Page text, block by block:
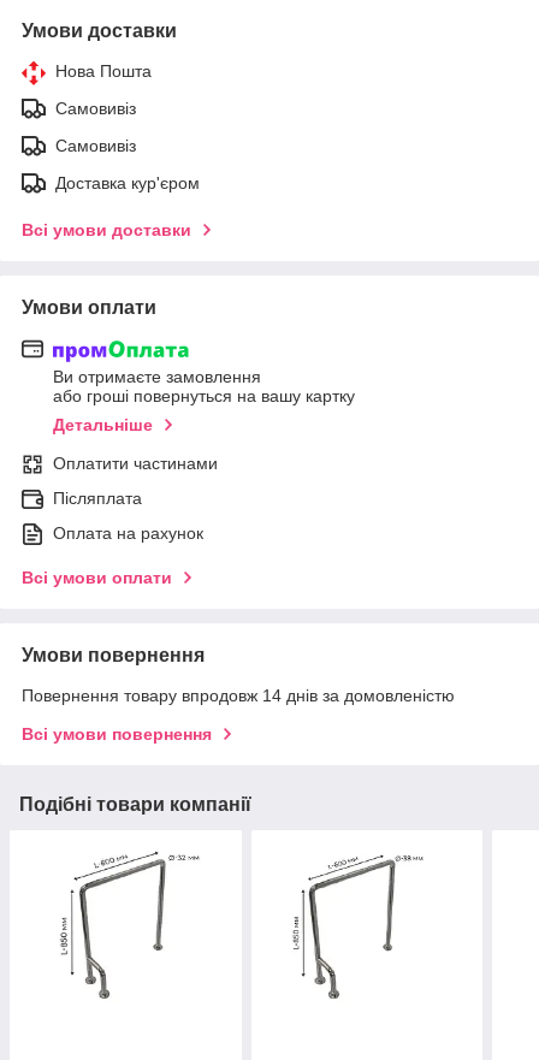
Умови доставки
Нова Пошта
Самовивіз
Самовивіз
Доставка кур'єром
Всі умови доставки
Умови оплати
Ви отримаєте замовлення
або гроші повернуться на вашу картку
Детальніше
Оплатити частинами
Післяплата
Оплата на рахунок
Всі умови оплати
Умови повернення
Повернення товару впродовж 14 днів за домовленістю
Всі умови повернення
Подібні товари компанії